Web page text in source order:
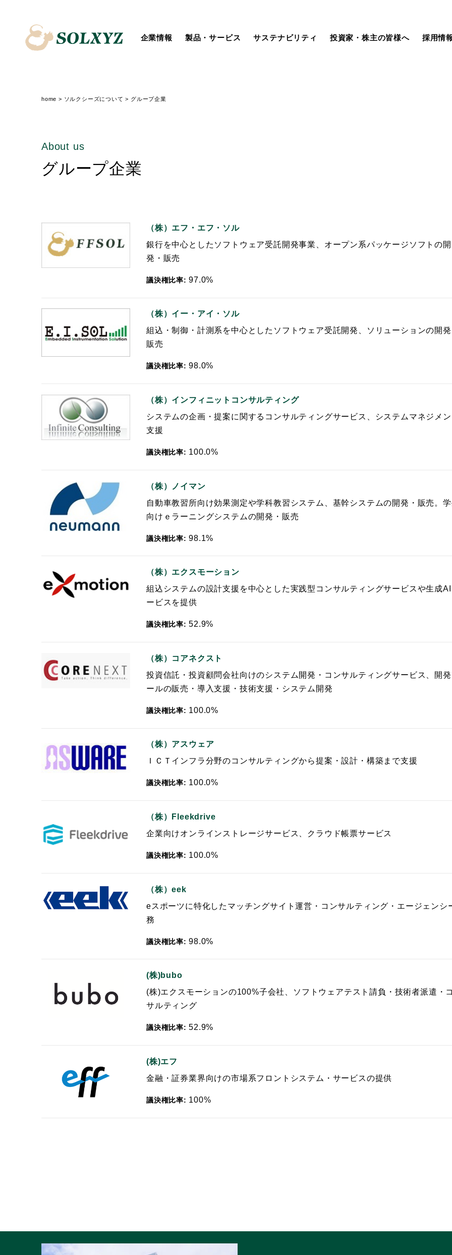
企業情報 製品・サービス サステナビリティ 投資家・株主の皆様へ 採用情
home > ソルクシーズについて > グループ企業
About us
グループ企業
（株）エフ・エフ・ソル
銀行を中心としたソフトウェア受託開発事業、オープン系パッケージソフトの開
発・販売
議決権比率: 97.0%
（株）イー・アイ・ソル
組込・制御・計測系を中心としたソフトウェア受託開発、ソリューションの開発
販売
議決権比率: 98.0%
（株）インフィニットコンサルティング
システムの企画・提案に関するコンサルティングサービス、システムマネジメン
支援
議決権比率: 100.0%
（株）ノイマン
自動車教習所向け効果測定や学科教習システム、基幹システムの開発・販売。
向けｅラーニングシステムの開発・販売
議決権比率: 98.1%
（株）エクスモーション
組込システムの設計支援を中心とした実践型コンサルティングサービスや生成
ービスを提供
議決権比率: 52.9%
（株）コアネクスト
投資信託・投資顧問会社向けのシステム開発・コンサルティングサービス、開
ールの販売・導入支援・技術支援・システム開発
議決権比率: 100.0%
（株）アスウェア
ＩＣＴインフラ分野のコンサルティングから提案・設計・構築まで支援
議決権比率: 100.0%
（株）Fleekdrive
企業向けオンラインストレージサービス、クラウド帳票サービス
議決権比率: 100.0%
（株）eek
eスポーツに特化したマッチングサイト運営・コンサルティング・エージェンシ
務
議決権比率: 98.0%
(株)bubo
(株)エクスモーションの100%子会社、ソフトウェアテスト請負・技術者派遣・
サルティング
議決権比率: 52.9%
(株)エフ
金融・証券業界向けの市場系フロントシステム・サービスの提供
議決権比率: 100%